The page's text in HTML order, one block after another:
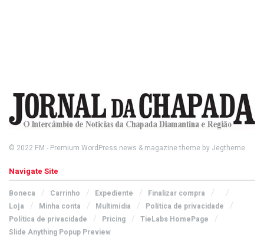
© 2022 FM - Premium WordPress news & magazine theme by Jegtheme.
Navigate Site
Boneca Carrinho Expediente
Finalizar compra
Loja
Minha conta Multimídia
Política de privacidade
Política de privacidade
Pricing
TieLabs HomePage
Slide Anything Popup Preview